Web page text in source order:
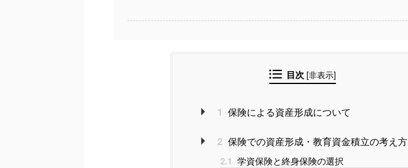
目次 [非表示]
1 保険による資産形成について
2 保険での資産形成・教育資金積立の考え方
2.1 学資保険と終身保険の選択